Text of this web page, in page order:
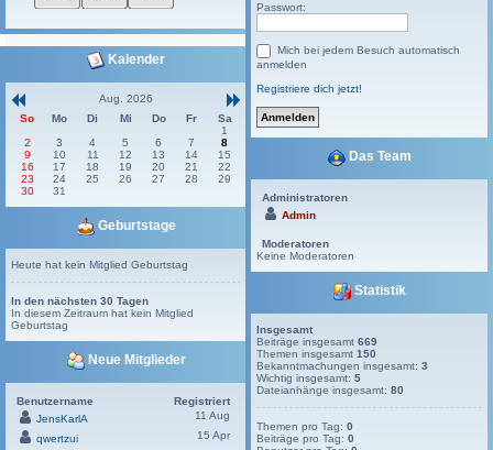
Kalender
Aug. 2026
So
Mo Di Mi Do Fr
Sa
1
2
3 4 5 6 7
8
9
10 11 12 13 14
15
16
17 18 19 20 21
22
23
24 25 26 27 28
29
30
31
Geburtstage
Heute hat kein Mitglied Geburtstag
In den nächsten 30 Tagen
In diesem Zeitraum hat kein Mitglied
Geburtstag
Neue Mitglieder
Benutzername
Registriert
JensKarlA
11 Aug
qwertzui
15 Apr
Passwort:
Mich bei jedem Besuch automatisch
anmelden
Registriere dich jetzt!
Das Team
Administratoren
Admin
Moderatoren
Keine Moderatoren
Statistik
Insgesamt
Beiträge insgesamt669
Themen insgesamt150
Bekanntmachungen insgesamt:3
Wichtig insgesamt:5
Dateianhänge insgesamt:80
Themen pro Tag:0
Beiträge pro Tag:0